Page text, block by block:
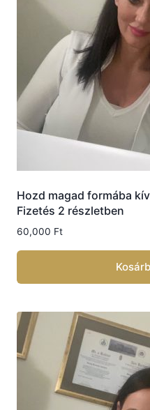
Hozd magad formába
Fizetés 2 részletben
60,000 Ft